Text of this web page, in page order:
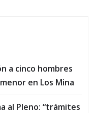
a cinco hombres
en Los Mina
al Pleno: “trámites